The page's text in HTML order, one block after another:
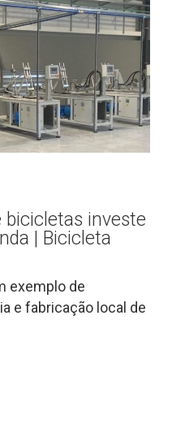
bicicletas investe
| Bicicleta
exemplo de
e fabricação local de